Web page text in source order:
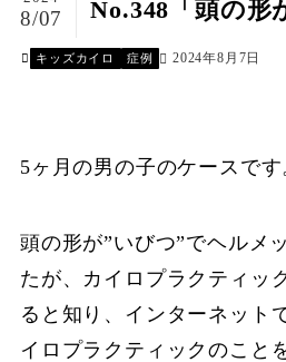
No.348「頭の形
8/07
キッズカイロ 症例 2024年8月7日
5ヶ月の男の子のケースです
頭の形が”いびつ”でヘルメ
たが、カイロプラクティッ
ると知り、インターネット
イロプラクティックのこと